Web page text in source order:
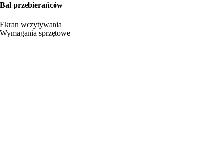
Bal przebierańców
Ekran wczytywania
Wymagania sprzętowe